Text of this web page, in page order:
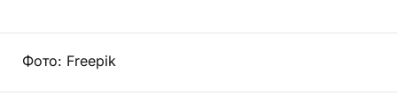
Фото: Freepik